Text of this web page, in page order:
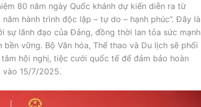
80 năm ngày Quốc khánh dự kiến diễn ra từ
hành trình độc lập – tự do – hạnh phúc”. Đây là
lãnh đạo của Đảng, đồng thời lan tỏa sức mạnh
vững. Bộ Văn hóa, Thể thao và Du lịch sẽ phối
hội nghị, tiệc cưới quốc tế để đảm bảo hoàn
15/7/2025.